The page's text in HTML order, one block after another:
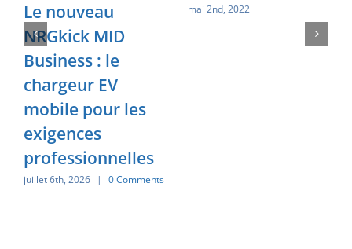
Le nouveau
NRGkick MID
Business : le
chargeur EV
mobile pour les
exigences
professionnelles
juillet 6th, 2026 | 0 Comments
mai 2nd, 2022